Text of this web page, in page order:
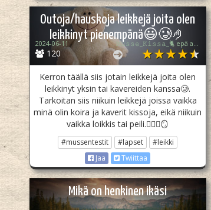
Outoja/hauskoja leikkejä joita olen
leikkinyt pienempänä😃🥲🤌
120
2024-06-11 𝙼𝚞𝚜𝚜𝚎_𝙺𝚒𝚜𝚜𝚊_🐈 epä akt.
Kerron täällä siis jotain leikkejä joita olen
leikkinyt yksin tai kavereiden kanssa🥲.
Tarkoitan siis niikuin leikkejä joissa vaikka
minä olin koira ja kaverit kissoja, eikä niikuin
vaikka loikkis tai peili.🏃🏽‍♀️🪞
#mussentestit #lapset
#leikki
Jaa
Twiittaa
Mikä on henkinen ikäsi